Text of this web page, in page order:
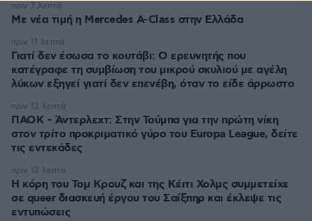
Με νέα τιμή η Mercedes A-Class στην Ελλάδα
πριν 7 λεπτά
Γιατί δεν έσωσα το κουτάβι: Ο ερευνητής που
κατέγραφε τη συμβίωση του μικρού σκυλιού με αγέλη
λύκων εξηγεί γιατί δεν επενέβη, όταν το είδε άρρωστο
πριν 11 λεπτά
ΠΑΟΚ - Άντερλεχτ: Στην Τούμπα για την πρώτη νίκη
στον τρίτο προκριματικό γύρο του Europa League, δείτε
τις εντεκάδες
πριν 12 λεπτά
Η κόρη του Τομ Κρουζ και της Κέιτι Χολμς συμμετείχε
σε queer διασκευή έργου του Σαίξπηρ και έκλεψε τις
εντυπώσεις
πριν 12 λεπτά